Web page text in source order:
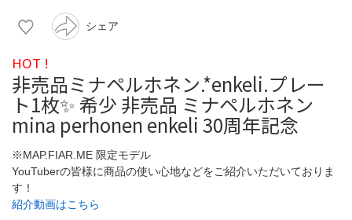
シェア
HOT !
非売品ミナペルホネン.*enkeli.プレー
ト1枚✨ 希少 非売品 ミナペルホネン
mina perhonen enkeli 30周年記念
※MAP.FIAR.ME 限定モデル
YouTuberの皆様に商品の使い心地などをご紹介いただいておりま
す！
紹介動画はこちら